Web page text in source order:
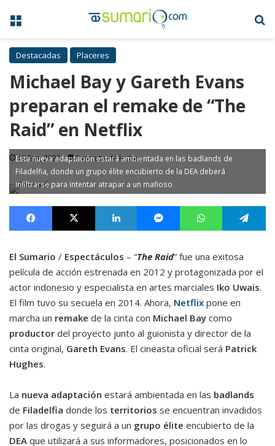
Menú
Destacadas Placeres
Michael Bay y Gareth Evans
preparan el remake de “The
Raid” en Netflix
13 Ene, 2022 1 minuto de lectura
Esta nueva adaptación estará ambientada en las badlands de
Filadelfia, donde un grupo élite encubierto de la DEA deberá
infiltrarse para intentar atrapar a un mafioso
Facebook X LinkedIn MessengerWhatsApp
El Sumario / Espectáculos – “The Raid” fue una exitosa
película de acción estrenada en 2012 y protagonizada por el
actor indonesio y especialista en artes marciales Iko Uwais.
El film tuvo su secuela en 2014. Ahora, Netflix pone en
marcha un remake de la cinta con Michael Bay como
productor del proyecto junto al guionista y director de la
cinta original, Gareth Evans. El cineasta oficial será Patrick
Hughes.
La nueva adaptación estará ambientada en las badlands
de Filadelfia donde los territorios se encuentran invadidos
por las drogas y seguirá a un grupo élite encubierto de la
DEA que utilizará a sus informadores, posicionados en lo